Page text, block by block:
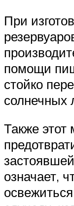
При
помощи
стойко
солнечных
Также этот
означает,